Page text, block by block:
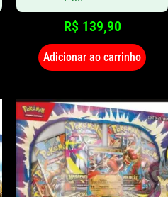
R$ 139,90
Adicionar ao carrinho